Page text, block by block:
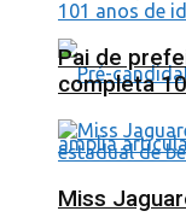
Pai de
completa
Miss